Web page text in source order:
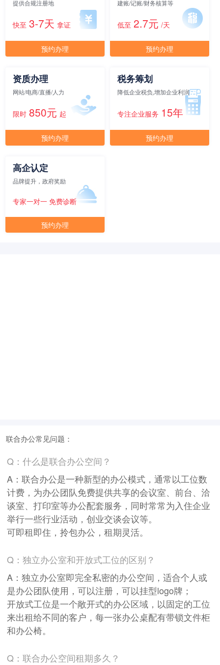
15人间 18000元/月/间
剩余 3间
20人间 24000元/月/间
面积
剩余 3间
提供合规注册地
快至 3-7天 拿证
预约办理
建账/记账/财务核算等
低至 2.7元 /天
预约办理
资质办理
网站/电商/直播/人力
限时 850元 起
预约办理
税务筹划
降低企业税负,增加企业利润
专注企业服务 15年
预约办理
高企认定
品牌提升，政府奖励
专家一对一 免费诊断
预约办理
联合办公常见问题：
Q：什么是联合办公空间？
A：联合办公是一种新型的办公模式，通常以工位数
计费，为办公团队免费提供共享的会议室、前台、洽
谈室、打印室等办公配套服务，同时常常为入住企业
举行一些行业活动，创业交谈会议等。
可即租即住，拎包办公，租期灵活。
Q：独立办公室和开放式工位的区别？
A：独立办公室即完全私密的办公空间，适合个人或
是办公团队使用，可以注册，可以挂型logo牌；
开放式工位是一个敞开式的办公区域，以固定的工位
来出租给不同的客户，每一张办公桌配有带锁文件柜
和办公椅。
Q：联合办公空间租期多久？